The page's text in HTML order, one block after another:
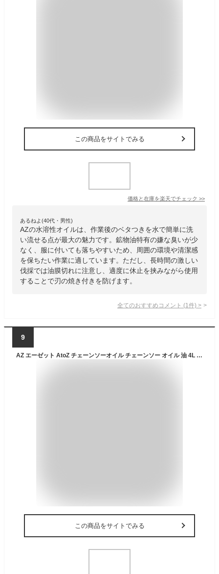
この商品をサイトでみる
価格と在庫を楽天でチェック >>
あるねよ(40代・男性)
AZの水溶性オイルは、作業後のベタつきを水で簡単に洗
い流せる点が最大の魅力です。鉱物油特有の嫌な臭いが少
なく、服に付いても落ちやすいため、周囲の環境や清潔感
を保ちたい作業に適しています。ただし、長時間の激しい
伐採では油膜切れに注意し、適度に休止を挟みながら使用
することで刃の焼き付きを防げます。
全てのおすすめコメント (1 件) >
9
AZ エーゼット AtoZ チェーンソーオイル チェーンソー オイル 油 4L D薄型 TS204 4960833204203
この商品をサイトでみる